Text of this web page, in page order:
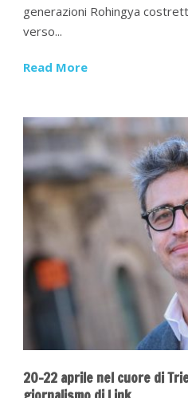
generazioni Rohingya
verso...
Read More
20-22 aprile nel cuore di